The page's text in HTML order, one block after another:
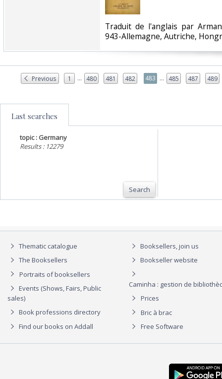
‎Traduit de l'anglais par
943-Allemagne, Autriche,
Previous 1 ... 480 481 482 483 ... 485 487 489
Last searches
topic : Germany
Results : 12279
Search
Thematic catalogue
The Booksellers
Portraits of booksellers
Events (Shows, Fairs, Public
sales)
Book professions directory
Find our books on Addall
Booksellers, join us
Bookseller website
Caminha : gestion de
Prices
Bric à brac
Free Software